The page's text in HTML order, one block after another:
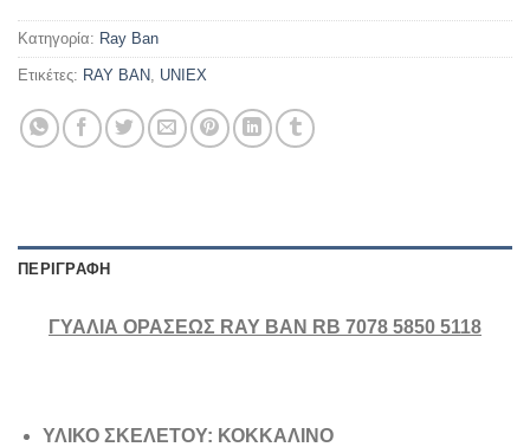
Κατηγορία: Ray Ban
Ετικέτες: RAY BAN, UNIEX
ΠΕΡΙΓΡΑΦΉ
ΓΥΑΛΙΑ ΟΡΑΣΕΩΣ RAY BAN RB 7078 5850 5118
ΥΛΙΚΟ ΣΚΕΛΕΤΟΥ: ΚΟΚΚΑΛΙΝΟ